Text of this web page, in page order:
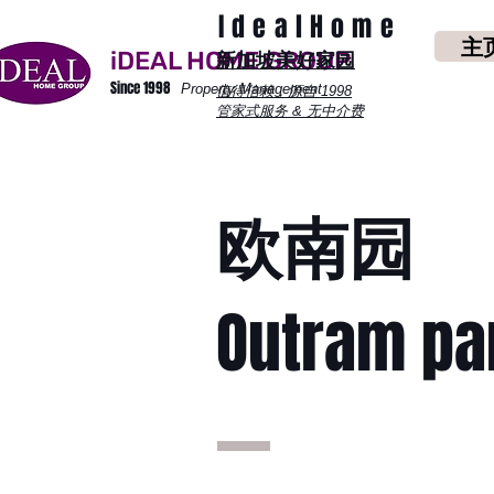
iDEAL HOME GROUP
Since 1998 Property Management
IdealHome
​新加坡美好家园 主
值得信赖，源自 1998
管家式服务 & 无中介费
欧南园
Outram